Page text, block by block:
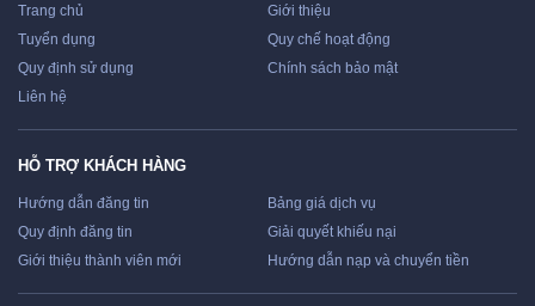
Trang chủ
Giới thiệu
Tuyển dụng
Quy chế hoạt động
Quy định sử dụng
Chính sách bảo mật
Liên hệ
HỖ TRỢ KHÁCH HÀNG
Hướng dẫn đăng tin
Bảng giá dịch vụ
Quy định đăng tin
Giải quyết khiếu nại
Giới thiệu thành viên mới
Hướng dẫn nạp và chuyển tiền